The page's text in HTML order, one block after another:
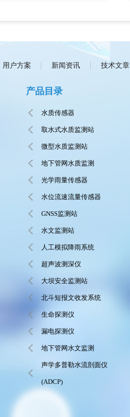
用户方案 新闻资讯 技术文章
产品目录
水质传感器
取水式水质监测站
微型水质监测站
地下管网水质监测
光学雨量传感器
水位流速流量传感器
GNSS监测站
水文监测站
人工模拟降雨系统
超声波测深仪
大坝安全监测站
北斗短报文收发系统
生命探测仪
漏电探测仪
地下管网水文监测
声学多普勒水流剖面仪
(ADCP)